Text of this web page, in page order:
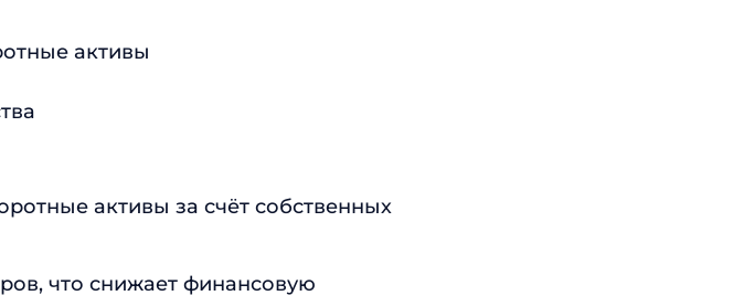
активы
активы за счёт собственных
что снижает финансовую